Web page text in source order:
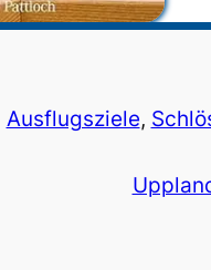
Ausflugsziele,